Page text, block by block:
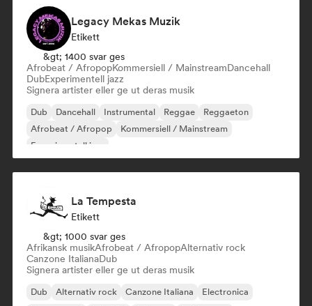
Legacy Mekas Muzik
Etikett
&gt; 1400 svar ges
Afrobeat / AfropopKommersiell / MainstreamDancehall
DubExperimentell jazz
Signera artister eller ge ut deras musik
Dub Dancehall Instrumental Reggae
Reggaeton
Afrobeat / Afropop
Kommersiell / Mainstream
Experimentell jazz
La Tempesta
Etikett
&gt; 1000 svar ges
Afrikansk musikAfrobeat / AfropopAlternativ rock
Canzone ItalianaDub
Signera artister eller ge ut deras musik
Dub Alternativ rock Canzone Italiana
Electronica